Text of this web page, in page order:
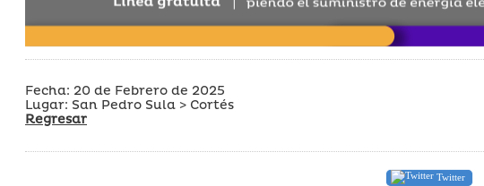
Fecha: 20 de Febrero de 2025
Lugar: San Pedro Sula > Cortés
Regresar
Twitter